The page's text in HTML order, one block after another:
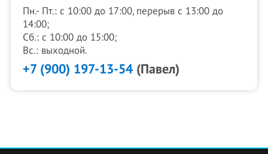
Пн.- Пт.: с 10:00 до 17:00, перерыв с 13:00 до
14:00;
Сб.: с 10:00 до 15:00;
Вс.: выходной.
+7 (900) 197-13-54(Павел)